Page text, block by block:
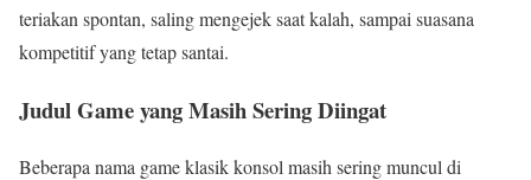
teriakan spontan, saling mengejek saat kalah, sampai suasana
kompetitif yang tetap santai.
Judul Game yang Masih Sering Diingat
Beberapa nama game klasik konsol masih sering muncul di